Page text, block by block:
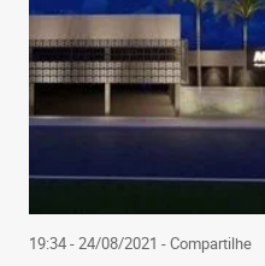
19:34 - 24/08/2021 - Compartilhe